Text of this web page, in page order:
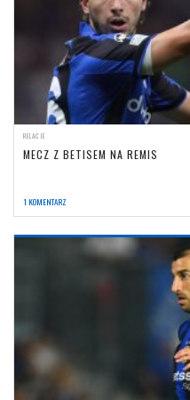
RELACJE
MECZ Z BETISEM NA REMIS
1 KOMENTARZ